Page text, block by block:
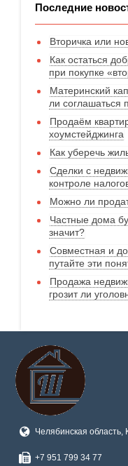
Последние
Вторичка или
Как остаться
при покупке
Материнский
ли соглашаться
Продаём
хоумстейджинга
Как уберечь
Сделки с
контроле
Можно ли
Частные дома
значит?
Совместная и
путайте эти
Продажа
грозит ли
Челябинская область,
+7 951 799 34 77